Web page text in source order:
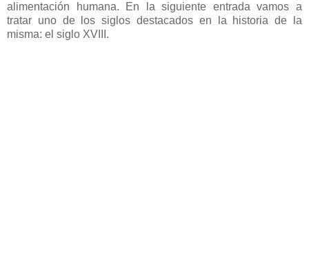
alimentación humana. En la siguiente entrada vamos a
tratar uno de los siglos destacados en la historia de la
misma: el siglo XVIII.